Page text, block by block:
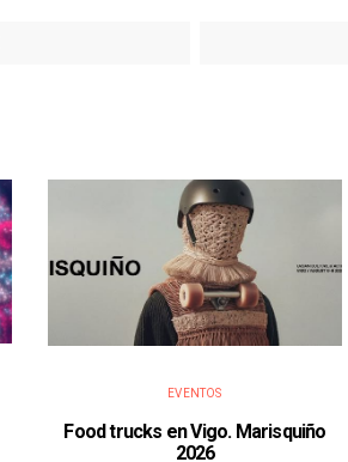
EVENTOS
Food trucks en Vigo. Marisquiño
2026